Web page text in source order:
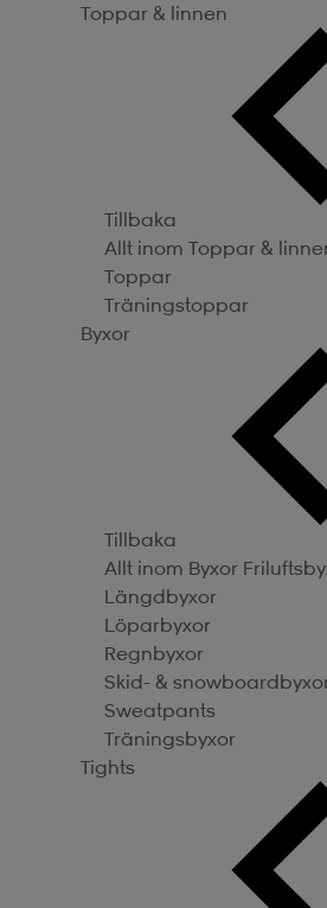
Toppar & linnen
Tillbaka
Allt inom Toppar &
Toppar
Träningstoppar
Byxor
Tillbaka
Allt inom Byxor
Längdbyxor
Löparbyxor
Regnbyxor
Skid- &
Sweatpants
Träningsbyxor
Tights